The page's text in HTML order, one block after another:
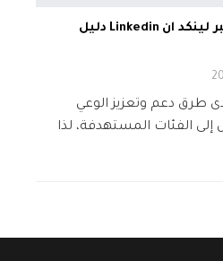
استراتيجيات التسويق عبر لينكد ان Linkedin دليل
طرق دعم وتعزيز الوعي
إلى الفئات المستهدفة، لذا